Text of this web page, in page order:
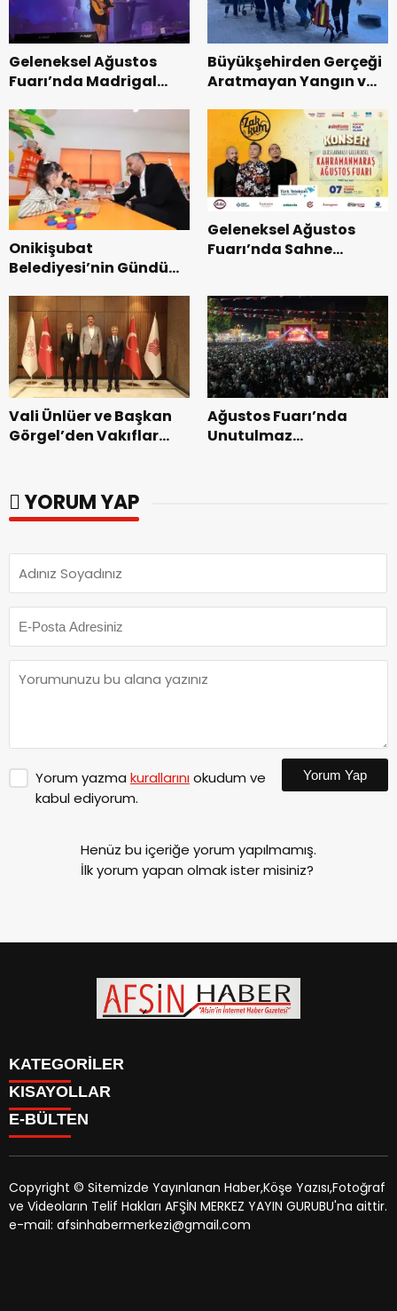
Geleneksel Ağustos
Fuarı’nda Madrigal
Büyükşehirden Gerçeği
Aratmayan Yangın ve
Onikişubat
Belediyesi’nin Gündüz
dönemin ön kayıtları
başladı.
Geleneksel Ağustos
Fuarı’nda Sahne
Vali Ünlüer ve Başkan
Görgel’den Vakıflar
Ağustos Fuarı’nda
Unutulmaz
YORUM YAP
Yorum yazma kurallarınıokudum ve
kabul ediyorum.
Yorum Yap
Henüz bu içeriğe yorum yapılmamış.
İlk yorum yapan olmak ister misiniz?
KATEGORİLER
SİYASET
EĞİTİM
MAGAZİN
MANŞETLER
ÖZEL HABER
KISAYOLLAR
SİYASET
EĞİTİM
KÜLTÜR SANAT
MAGAZİN
MANŞETLER
E-BÜLTEN
afsinhaber.com e-bültenine abone olarak, tarafınıza haber,
duyuru ve kampanya içerikli e-postaların gönderilmesini
Copyright © Sitemizde Yayınlanan Haber,Köşe Yazısı,Fotoğraf
ve Videoların Telif Hakları AFŞİN MERKEZ YAYIN GURUBU'na aittir.
e-mail: afsinhabermerkezi@gmail.com